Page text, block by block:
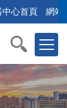
中心首頁 網站